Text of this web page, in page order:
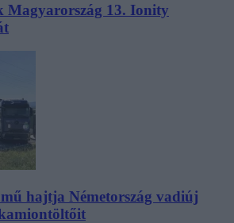
Magyarország 13. Ionity
hajtja Németország vadiúj